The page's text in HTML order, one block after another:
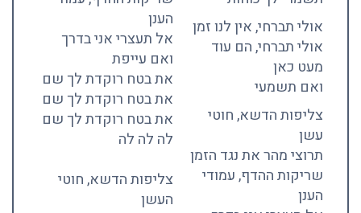
אולי תברחי, אין לנו זמן
אולי תברחי, הם עוד
מעט כאן
ואם תשמעי
צליפות הדשא, חוטי
עשן
תרוצי מהר את נגד הזמן
שריקות ההדף, עמודי
הענן
הענן
אל תעצרי אני בדרך
ואם עייפת
את בטח רוקדת לך שם
את בטח רוקדת לך שם
את בטח רוקדת לך שם
לה לה לה
צליפות הדשא, חוטי
העשן